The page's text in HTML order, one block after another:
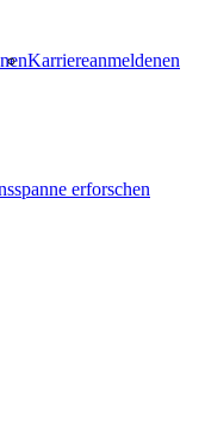
Karriereanmeldenen
erforschen